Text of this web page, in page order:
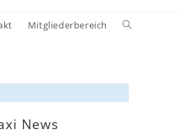
Mitgliederbereich
Website-
News